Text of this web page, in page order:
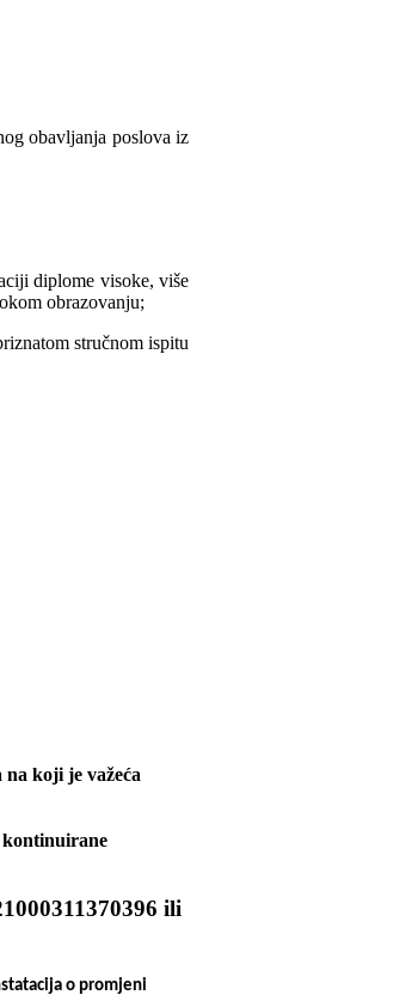
obavljanja poslova iz
diplome visoke, više
obrazovanju;
stručnom ispitu
koji je važeća
kontinuirane
ili
o promjeni